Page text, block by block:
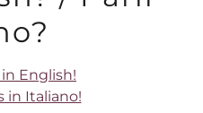
English!
in Italiano!